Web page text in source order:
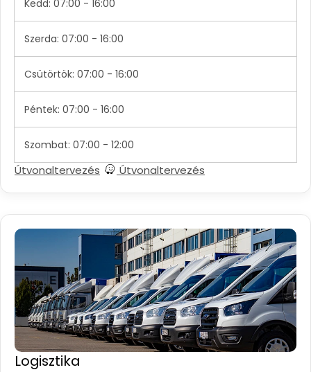
Kedd: 07:00 - 16:00
Szerda: 07:00 - 16:00
Csütörtök: 07:00 - 16:00
Péntek: 07:00 - 16:00
Szombat: 07:00 - 12:00
Útvonaltervezés Útvonaltervezés
Logisztika